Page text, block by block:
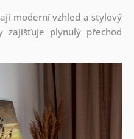
moderní vzhled a stylový
zajišťuje plynulý přechod